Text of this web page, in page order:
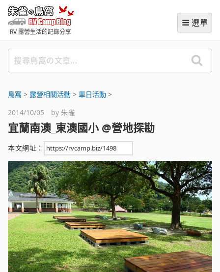
至
內
朱雀の鳥窩
RV 露營生活的記錄分享
選單
搜
尋
窩
文
章
鳥窩 > ‌露營相關活動 > 單日活動 >
2014/10/05 by 朱雀
宜蘭南澳_東澳國小 @營地探勘
本文網址：